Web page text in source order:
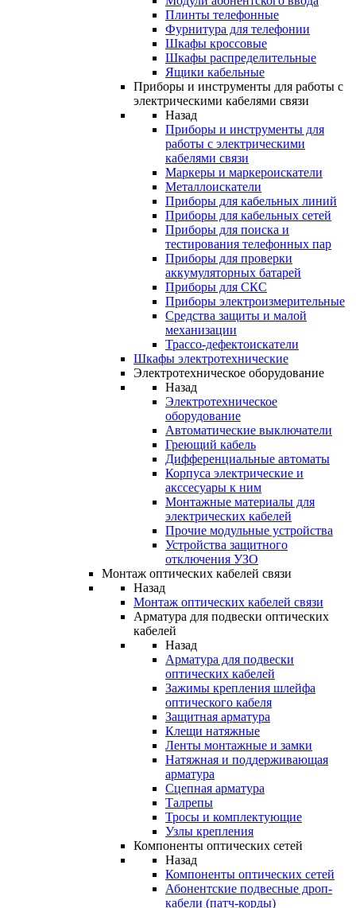
Плинты телефонные
Фурнитура для телефонии
Шкафы кроссовые
Шкафы распределительные
Ящики кабельные
Приборы и инструменты для работы с
электрическими кабелями связи
Назад
Приборы и инструменты для
работы с электрическими
кабелями связи
Маркеры и маркероискатели
Металлоискатели
Приборы для кабельных линий
Приборы для кабельных сетей
Приборы для поиска и
тестирования телефонных пар
Приборы для проверки
аккумуляторных батарей
Приборы для СКС
Приборы электроизмерительные
Средства защиты и малой
механизации
Трассо-дефектоискатели
Шкафы электротехнические
Электротехническое оборудование
Назад
Электротехническое
оборудование
Автоматические выключатели
Греющий кабель
Дифференциальные автоматы
Корпуса электрические и
акссесуары к ним
Монтажные материалы для
электрических кабелей
Прочие модульные устройства
Устройства защитного
отключения УЗО
Монтаж оптических кабелей связи
Назад
Монтаж оптических кабелей связи
Арматура для подвески оптических
кабелей
Назад
Арматура для подвески
оптических кабелей
Зажимы крепления шлейфа
оптического кабеля
Защитная арматура
Клещи натяжные
Ленты монтажные и замки
Натяжная и поддерживающая
арматура
Сцепная арматура
Талрепы
Тросы и комплектующие
Узлы крепления
Компоненты оптических сетей
Назад
Компоненты оптических сетей
Абонентские подвесные дроп-
кабели (патч-корды)